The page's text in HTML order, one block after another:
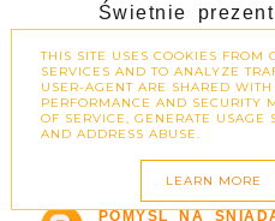
Świetnie
Myślę ze
Napewno go
Odpowiedz
THIS SITE USES COOKIES FROM
SERVICES AND TO ANALYZE
USER-AGENT ARE SHARED
PERFORMANCE AND SECURITY
OF SERVICE, GENERATE USAGE
AND ADDRESS ABUSE.
LEARN MORE